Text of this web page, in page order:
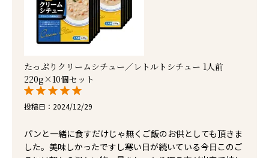
たっぷりクリームシチュー／レトルトシチュー 1人前
220g×10個セット
投稿日 2024/12/29
パンと一緒に食すだけじゃ無くご飯のお供としても頂きま
した。美味しかったですし寒い日が続いている今日このご